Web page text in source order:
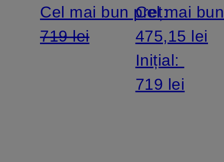
Cel mai bun preț:
719 lei
Cel mai
475,15 lei
Inițial:
719 lei